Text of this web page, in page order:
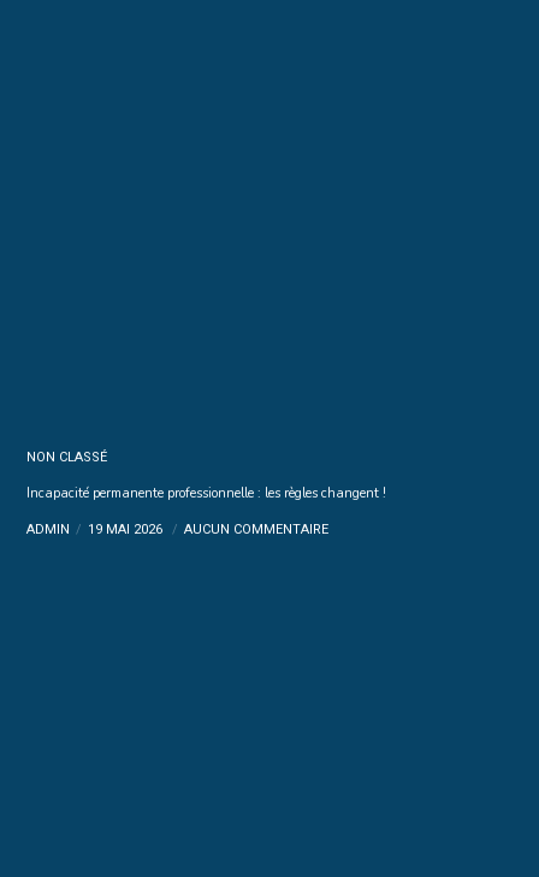
NON CLASSÉ
Incapacité permanente professionnelle : les règles changent !
ADMIN 19 MAI 2026 AUCUN COMMENTAIRE